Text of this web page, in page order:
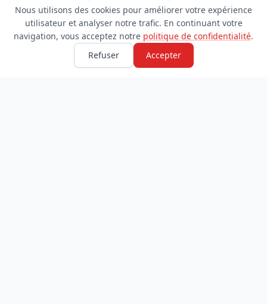
Nous utilisons des cookies pour améliorer votre expérience
utilisateur et analyser notre trafic. En continuant votre
navigation, vous acceptez notre politique de confidentialité.
Refuser
Accepter